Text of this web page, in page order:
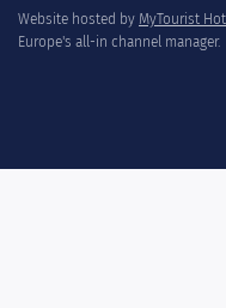
Website hosted by MyTourist
Europe's all-in channel manager.